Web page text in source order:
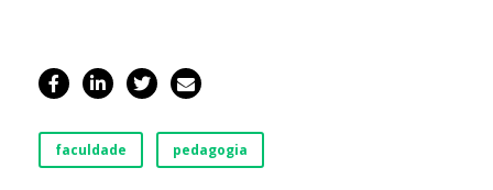
faculdade pedagogia